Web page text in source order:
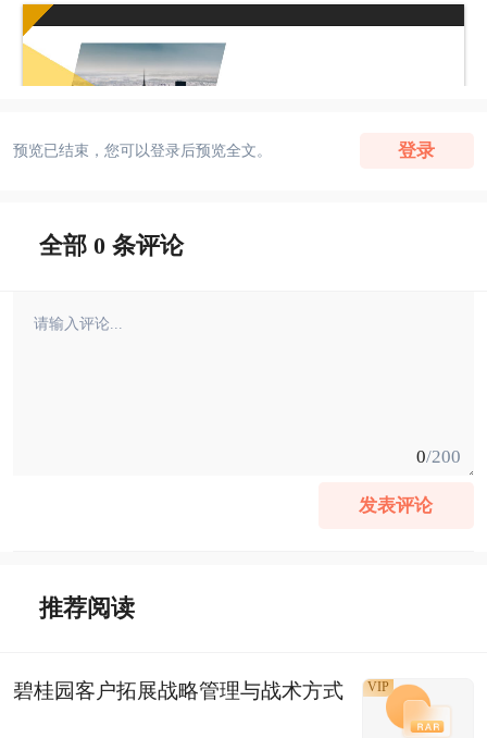
预览已结束，您可以登录后预览全文。 登录
全部 0 条评论
0/200
发表评论
推荐阅读
碧桂园客户拓展战略管理与战术方式 VIP